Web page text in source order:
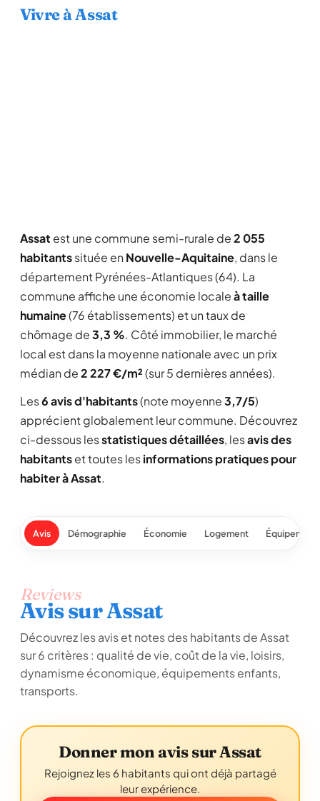
Vivre à Assat
Assat est une commune semi-rurale de2 055
habitantssituée en Nouvelle-Aquitaine, dans le
département Pyrénées-Atlantiques (64). La
commune affiche une économie localeà taille
humaine(76 établissements) et un taux de
chômage de3,3 %. Côté immobilier, le marché
local est dans la moyenne nationale avec un prix
médian de2 227 €/m²(sur 5 dernières années).
Les6 avis d'habitants(note moyenne3,7/5)
apprécient globalement leur commune. Découvrez
ci-dessous lesstatistiques détaillées, lesavis des
habitantset toutes lesinformations pratiques pour
habiter à Assat.
Avis Démographie Économie Logement
Reviews
Avis sur Assat
Découvrez les avis et notes des habitants de Assat
sur 6 critères : qualité de vie, coût de la vie, loisirs,
dynamisme économique, équipements enfants,
transports.
Donner mon avis sur Assat
Rejoignez les 6 habitants qui ont déjà partagé
leur expérience.